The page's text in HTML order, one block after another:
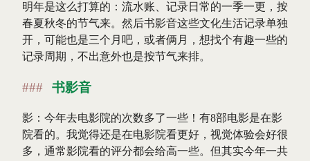
明年是这么打算的：流水账、记录日常的一季一更，按
春夏秋冬的节气来。然后书影音这些文化生活记录单独
开，可能也是三个月吧，或者俩月，想找个有趣一些的
记录周期，不出意外也是按节气来排。
书影音
影：今年去电影院的次数多了一些！有8部电影是在影
院看的。我觉得还是在电影院看更好，视觉体验会好很
多，通常影院看的评分都会给高一些。但其实今年一共